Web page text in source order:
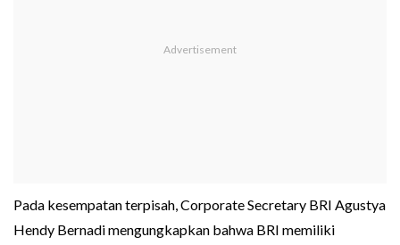
Pada kesempatan terpisah, Corporate Secretary BRI Agustya
Hendy Bernadi mengungkapkan bahwa BRI memiliki